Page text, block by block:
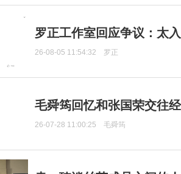
罗正工作室回应争议：太
26-08-05 11:54:32 罗正
毛舜筠回忆和张国荣交往
26-07-28 11:00:25 毛舜筠